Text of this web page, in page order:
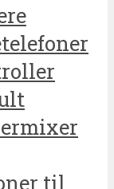
til